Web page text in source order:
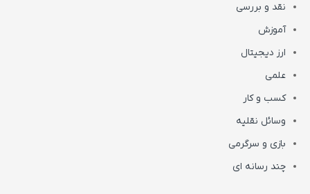
نقد و بررسی
آموزش
ارز دیجیتال
علمی
کسب و کار
وسائل نقلیه
بازی و سرگرمی
چند رسانه ای